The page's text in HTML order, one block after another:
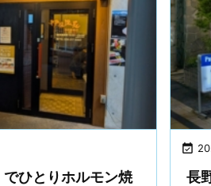
でひとりホルモン焼

長